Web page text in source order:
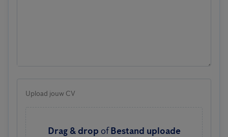
Upload jouw CV
Drag & drop of Bestand uploade